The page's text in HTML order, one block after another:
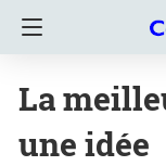
La
une idée